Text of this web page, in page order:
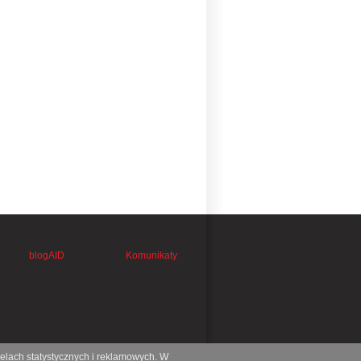
blogAID Komunikaty
statystycznych i reklamowych. W